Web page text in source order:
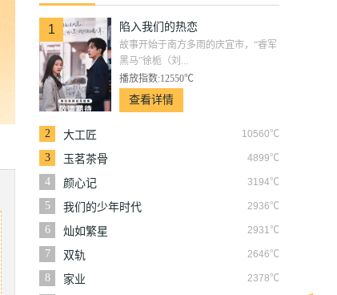
1 陷入我们的热恋
故事开始于南方多雨的庆宜市，“睿军
黑马”徐栀（刘...
播放指数:12550℃
查看详情
2 10560℃
大工匠
3
4899℃
玉茗茶骨
4
3194℃
颜心记
5
2936℃
我们的少年时代
6
2931℃
灿如繁星
7
2646℃
双轨
8
2378℃
家业